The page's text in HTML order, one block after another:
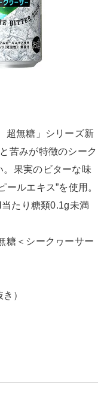
超無糖」シリーズ新
苦みが特徴のシーク
。果実のビターな味
ルエキス”を使用。
たり糖類0.1g未満
＜シークヮーサー
）